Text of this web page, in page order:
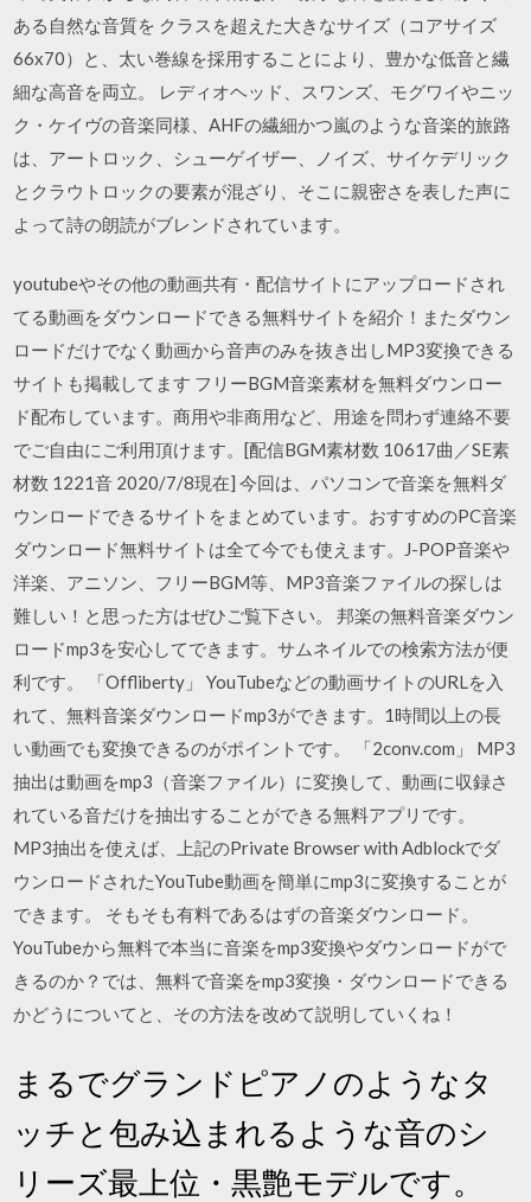
ある自然な音質を クラスを超えた大きなサイズ（コアサイズ
66x70）と、太い巻線を採用することにより、豊かな低音と繊
細な高音を両立。 レディオヘッド、スワンズ、モグワイやニッ
ク・ケイヴの音楽同様、AHFの繊細かつ嵐のような音楽的旅路
は、アートロック、シューゲイザー、ノイズ、サイケデリック
とクラウトロックの要素が混ざり、そこに親密さを表した声に
よって詩の朗読がブレンドされています。
youtubeやその他の動画共有・配信サイトにアップロードされ
てる動画をダウンロードできる無料サイトを紹介！またダウン
ロードだけでなく動画から音声のみを抜き出しMP3変換できる
サイトも掲載してます フリーBGM音楽素材を無料ダウンロー
ド配布しています。商用や非商用など、用途を問わず連絡不要
でご自由にご利用頂けます。[配信BGM素材数 10617曲／SE素
材数 1221音 2020/7/8現在] 今回は、パソコンで音楽を無料ダ
ウンロードできるサイトをまとめています。おすすめのPC音楽
ダウンロード無料サイトは全て今でも使えます。J-POP音楽や
洋楽、アニソン、フリーBGM等、MP3音楽ファイルの探しは
難しい！と思った方はぜひご覧下さい。 邦楽の無料音楽ダウン
ロードmp3を安心してできます。サムネイルでの検索方法が便
利です。 「Offliberty」 YouTubeなどの動画サイトのURLを入
れて、無料音楽ダウンロードmp3ができます。1時間以上の長
い動画でも変換できるのがポイントです。 「2conv.com」 MP3
抽出は動画をmp3（音楽ファイル）に変換して、動画に収録さ
れている音だけを抽出することができる無料アプリです。
MP3抽出を使えば、上記のPrivate Browser with Adblockでダ
ウンロードされたYouTube動画を簡単にmp3に変換することが
できます。 そもそも有料であるはずの音楽ダウンロード。
YouTubeから無料で本当に音楽をmp3変換やダウンロードがで
きるのか？では、無料で音楽をmp3変換・ダウンロードできる
かどうについてと、その方法を改めて説明していくね！
まるでグランドピアノのようなタ
ッチと包み込まれるような音のシ
リーズ最上位・黒艶モデルです。